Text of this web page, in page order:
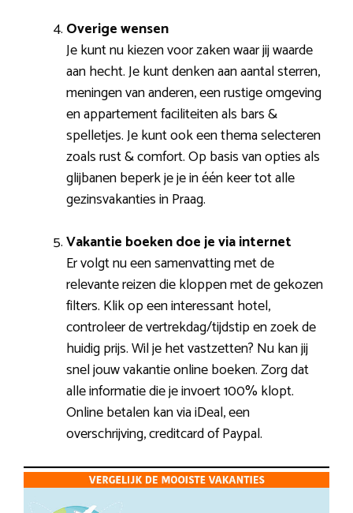
Overige wensen
Je kunt nu kiezen voor zaken waar jij waarde
aan hecht. Je kunt denken aan aantal sterren,
meningen van anderen, een rustige omgeving
en appartement faciliteiten als bars &
spelletjes. Je kunt ook een thema selecteren
zoals rust & comfort. Op basis van opties als
glijbanen beperk je je in één keer tot alle
gezinsvakanties in Praag.
Vakantie boeken doe je via internet
Er volgt nu een samenvatting met de
relevante reizen die kloppen met de gekozen
filters. Klik op een interessant hotel,
controleer de vertrekdag/tijdstip en zoek de
huidig prijs. Wil je het vastzetten? Nu kan jij
snel jouw vakantie online boeken. Zorg dat
alle informatie die je invoert 100% klopt.
Online betalen kan via iDeal, een
overschrijving, creditcard of Paypal.